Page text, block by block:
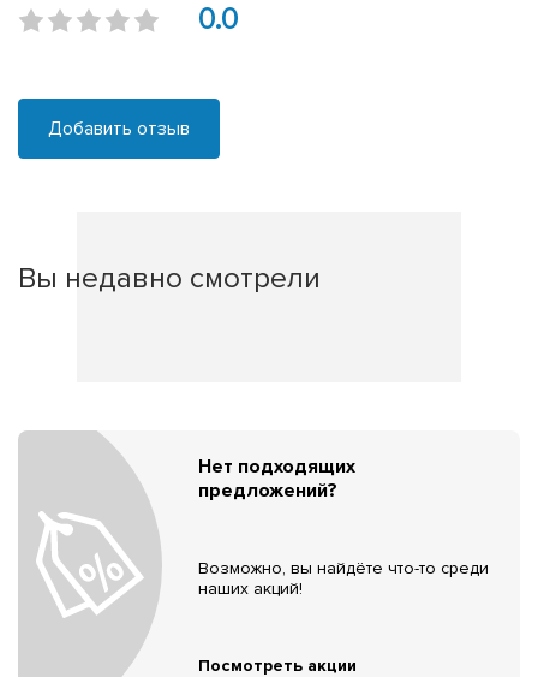
0.0
Добавить отзыв
Вы недавно смотрели
Нет подходящих
предложений?
Возможно, вы найдёте что-то среди
наших акций!
Посмотреть акции